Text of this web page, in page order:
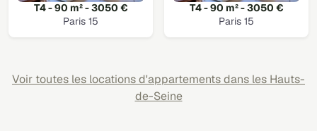
T4 - 90 m² - 3050 €
Paris 15
T4 - 90 m² - 3050 €
Paris 15
Voir toutes les locations d'appartements dans les Hauts-
de-Seine